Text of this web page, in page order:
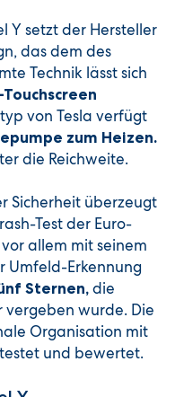
Y setzt der Hersteller
das dem des
Technik lässt sich
von Tesla verfügt
zum Heizen.
die Reichweite.
Sicherheit überzeugt
Test der Euro-
allem mit seinem
Umfeld-Erkennung
Sternen, die
vergeben wurde. Die
Organisation mit
und bewertet.